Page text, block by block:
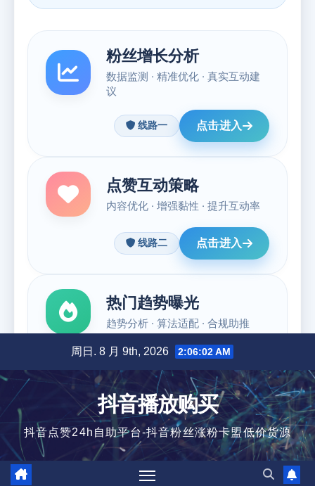
内
容
周日. 8 月 9th, 2026 2:06:03 AM
抖音播放购买
抖音点赞24h自助平台-抖音粉丝涨粉卡盟低价货源